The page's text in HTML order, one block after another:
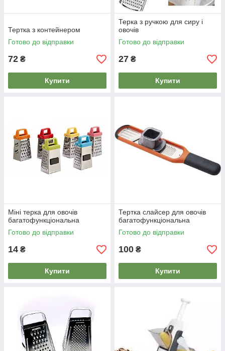
Тертка з контейнером
Готово до відправки
72 ₴
Купити
Терка з ручкою для сиру і
овочів
Готово до відправки
27 ₴
Купити
Міні терка для овочів
багатофункціональна
Готово до відправки
14 ₴
Купити
Тертка слайсер для овочів
багатофункціональна
Готово до відправки
100 ₴
Купити